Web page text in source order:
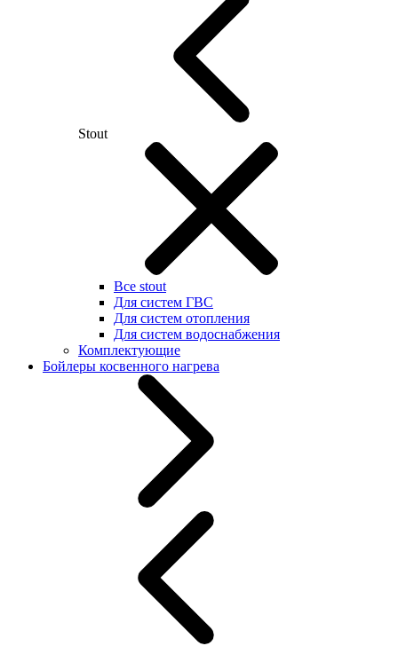
Stout
Все stout
Для систем ГВС
Для систем отопления
Для систем водоснабжения
Комплектующие
Бойлеры косвенного нагрева